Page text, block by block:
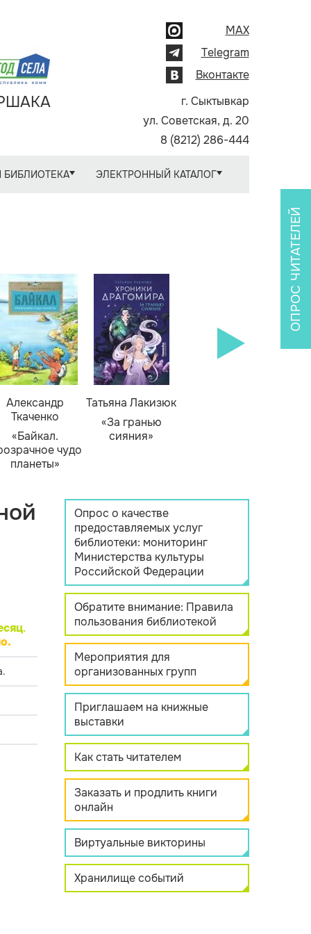
MAX
Telegram
Вконтакте
г. Сыктывкар
ул. Советская, д. 20
8 (8212) 286-444
БИБЛИОТЕКА ЭЛЕКТРОННЫЙ КАТАЛОГ
Александр
Ткаченко
«Байкал.
чудо
планеты»
Татьяна Лакизюк
«За гранью
сияния»
.
ОПРОС ЧИТАТЕЛЕЙ
Опрос о качестве
предоставляемых услуг
библиотеки: мониторинг
Министерства культуры
Российской Федерации
Обратите внимание: Правила
пользования библиотекой
Мероприятия для
организованных групп
Приглашаем на книжные
выставки
Как стать читателем
Заказать и продлить книги
онлайн
Виртуальные викторины
Хранилище событий